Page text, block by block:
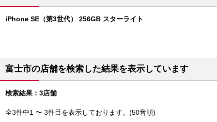
iPhone SE（第3世代） 256GB スターライト
富士市の店舗を検索した結果を表示しています
検索結果：3店舗
全3件中1 〜 3件目を表示しております。(50音順)